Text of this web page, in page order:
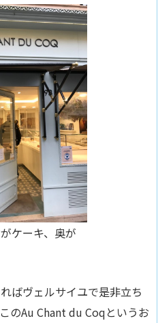
ケーキ、奥が
ばヴェルサイユで是非立ち
のAu Chant du Coqというお